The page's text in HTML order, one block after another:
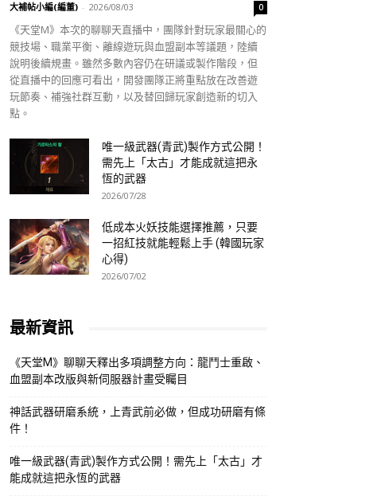
大補帖小編(編董) - 2026/08/03 0
《天堂M》本次的聊聊天直播中，團隊針對玩家最關心的
競技場、職業平衡、離線遊玩與血盟副本等議題，陸續
說明後續規畫。雖然多數內容仍在研議或製作階段，但
從直播中的回應可看出，開發團隊正將重點放在改善遊
玩節奏、補強社群互動，以及替回歸玩家創造新的切入
點。
唯一級武器(青武)製作方式公開！
需先上「太古」才能成就這把永
恆的武器
2026/07/28
低成本火妖技能選擇推薦，只要
一招紅技就能輕鬆上手 (韓國玩家
心得)
2026/07/02
最新資訊
《天堂M》聊聊天釋出多項調整方向：龍鬥士重啟、
血盟副本改版與新伺服器計畫受矚目
神話武器研磨系統，上青武前必做，但成功研磨有條
件！
唯一級武器(青武)製作方式公開！需先上「太古」才
能成就這把永恆的武器